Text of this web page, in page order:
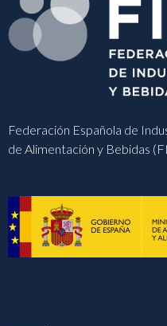
Federación Española de
de Alimentación y Bebidas